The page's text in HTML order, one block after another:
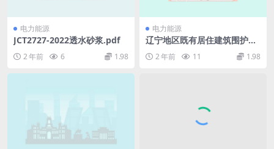
电力能源
JCT2727-2022透水砂浆.pdf
2 年前 6 1.98
电力能源
辽宁地区既有居住建筑围护结
2 年前 11 1.98